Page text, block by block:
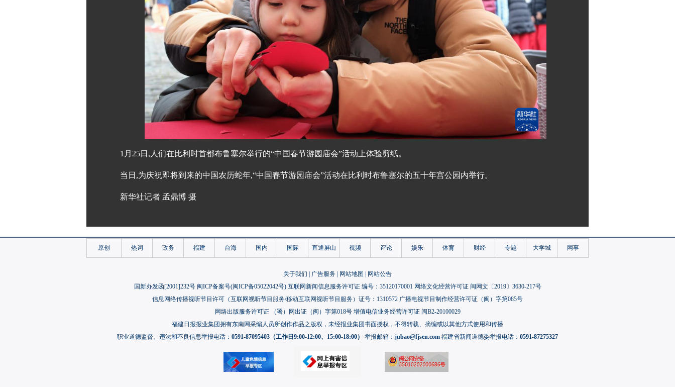
1月25日,人们在比利时首都布鲁塞尔举行的“中国春节游园庙会”活动上体验剪纸。
当日,为庆祝即将到来的中国农历蛇年,“中国春节游园庙会”活动在比利时布鲁塞尔的五十年宫公园内举行。
新华社记者 孟鼎博 摄
原创 热词 政务 福建 台海 国内 国际 直通屏山 视频 评论 娱乐 体育 财经 专题 大学城 网事
关于我们 广告服务 网站地图
网站公告
国新办发函[2001]232号 闽ICP备案号(闽ICP备05022042号) 互联网新闻信息服务许可证 编号：35120170001 网络文化经营许可证 闽网文〔2019〕3630-217号
信息网络传播视听节目许可（互联网视听节目服务/移动互联网视听节目服务）证号：1310572 广播电视节目制作经营许可证（闽）字第085号
网络出版服务许可证 （署）网出证（闽）字第018号 增值电信业务经营许可证 闽B2-20100029
福建日报报业集团拥有东南网采编人员所创作作品之版权，未经报业集团书面授权，不得转载、摘编或以其他方式使用和传播
职业道德监督、违法和不良信息举报电话： 0591-87095403（工作日9:00-12:00、15:00-18:00） 举报邮箱： jubao@fjsen.com 福建省新闻道德委举报电话： 0591-87275327